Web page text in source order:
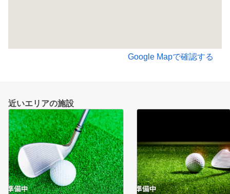
Google Mapで確認する
近いエリアの施設